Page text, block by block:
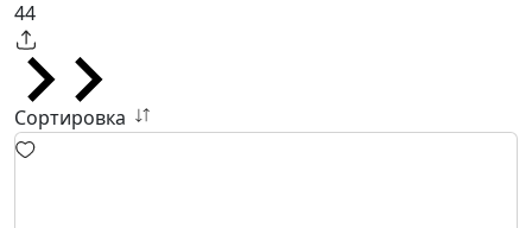
44
Сортировка